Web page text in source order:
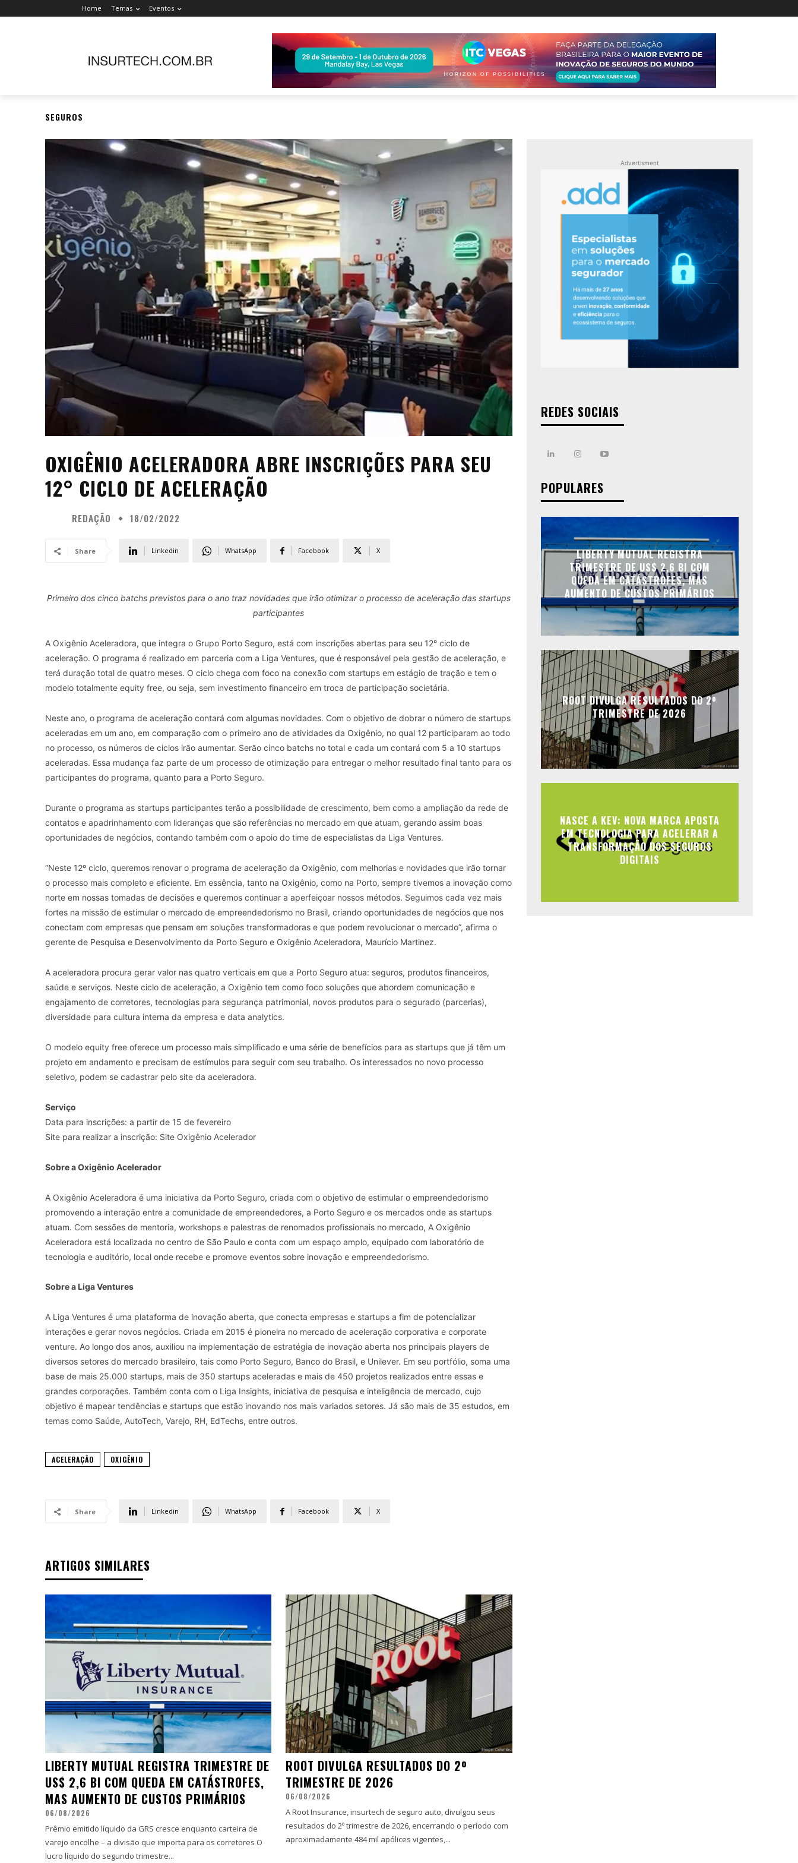
Home Temas Eventos
SEGUROS
OXIGÊNIO ACELERADORA ABRE INSCRIÇÕES PARA SEU
12° CICLO DE ACELERAÇÃO
REDAÇÃO 18/02/2022
Share Linkedin WhatsApp Facebook X
Primeiro dos cinco batchs previstos para o ano traz novidades que irão otimizar o processo de aceleração das startups
participantes
A Oxigênio Aceleradora, que integra o Grupo Porto Seguro, está com inscrições abertas para seu 12° ciclo de
aceleração. O programa é realizado em parceria com a Liga Ventures, que é responsável pela gestão de aceleração, e
terá duração total de quatro meses. O ciclo chega com foco na conexão com startups em estágio de tração e tem o
modelo totalmente equity free, ou seja, sem investimento financeiro em troca de participação societária.
Neste ano, o programa de aceleração contará com algumas novidades. Com o objetivo de dobrar o número de startups
aceleradas em um ano, em comparação com o primeiro ano de atividades da Oxigênio, no qual 12 participaram ao todo
no processo, os números de ciclos irão aumentar. Serão cinco batchs no total e cada um contará com 5 a 10 startups
aceleradas. Essa mudança faz parte de um processo de otimização para entregar o melhor resultado final tanto para os
participantes do programa, quanto para a Porto Seguro.
Durante o programa as startups participantes terão a possibilidade de crescimento, bem como a ampliação da rede de
contatos e apadrinhamento com lideranças que são referências no mercado em que atuam, gerando assim boas
oportunidades de negócios, contando também com o apoio do time de especialistas da Liga Ventures.
“Neste 12º ciclo, queremos renovar o programa de aceleração da Oxigênio, com melhorias e novidades que irão tornar
o processo mais completo e eficiente. Em essência, tanto na Oxigênio, como na Porto, sempre tivemos a inovação como
norte em nossas tomadas de decisões e queremos continuar a aperfeiçoar nossos métodos. Seguimos cada vez mais
fortes na missão de estimular o mercado de empreendedorismo no Brasil, criando oportunidades de negócios que nos
conectam com empresas que pensam em soluções transformadoras e que podem revolucionar o mercado”, afirma o
gerente de Pesquisa e Desenvolvimento da Porto Seguro e Oxigênio Aceleradora, Maurício Martinez.
A aceleradora procura gerar valor nas quatro verticais em que a Porto Seguro atua: seguros, produtos financeiros,
saúde e serviços. Neste ciclo de aceleração, a Oxigênio tem como foco soluções que abordem comunicação e
engajamento de corretores, tecnologias para segurança patrimonial, novos produtos para o segurado (parcerias),
diversidade para cultura interna da empresa e data analytics.
O modelo equity free oferece um processo mais simplificado e uma série de benefícios para as startups que já têm um
projeto em andamento e precisam de estímulos para seguir com seu trabalho. Os interessados no novo processo
seletivo, podem se cadastrar pelo site da aceleradora.
Serviço
Data para inscrições: a partir de 15 de fevereiro
Site para realizar a inscrição: Site Oxigênio Acelerador
Sobre a Oxigênio Acelerador
A Oxigênio Aceleradora é uma iniciativa da Porto Seguro, criada com o objetivo de estimular o empreendedorismo
promovendo a interação entre a comunidade de empreendedores, a Porto Seguro e os mercados onde as startups
atuam. Com sessões de mentoria, workshops e palestras de renomados profissionais no mercado, A Oxigênio
Aceleradora está localizada no centro de São Paulo e conta com um espaço amplo, equipado com laboratório de
tecnologia e auditório, local onde recebe e promove eventos sobre inovação e empreendedorismo.
Sobre a Liga Ventures
A Liga Ventures é uma plataforma de inovação aberta, que conecta empresas e startups a fim de potencializar
interações e gerar novos negócios. Criada em 2015 é pioneira no mercado de aceleração corporativa e corporate
venture. Ao longo dos anos, auxiliou na implementação de estratégia de inovação aberta nos principais players de
diversos setores do mercado brasileiro, tais como Porto Seguro, Banco do Brasil, e Unilever. Em seu portfólio, soma uma
base de mais 25.000 startups, mais de 350 startups aceleradas e mais de 450 projetos realizados entre essas e
grandes corporações. Também conta com o Liga Insights, iniciativa de pesquisa e inteligência de mercado, cujo
objetivo é mapear tendências e startups que estão inovando nos mais variados setores. Já são mais de 35 estudos, em
temas como Saúde, AutoTech, Varejo, RH, EdTechs, entre outros.
ACELERAÇÃO OXIGÊNIO
Share Linkedin WhatsApp Facebook X
ARTIGOS SIMILARES
LIBERTY MUTUAL REGISTRA TRIMESTRE DE
US$ 2,6 BI COM QUEDA EM CATÁSTROFES,
MAS AUMENTO DE CUSTOS PRIMÁRIOS
06/08/2026
Prêmio emitido líquido da GRS cresce enquanto carteira de
varejo encolhe – a divisão que importa para os corretores O
lucro líquido do segundo trimestre...
ROOT DIVULGA RESULTADOS DO 2º
TRIMESTRE DE 2026
06/08/2026
A Root Insurance, insurtech de seguro auto, divulgou seus
resultados do 2º trimestre de 2026, encerrando o período com
aproximadamente 484 mil apólices vigentes,...
Advertisment
REDES SOCIAIS
POPULARES
LIBERTY MUTUAL REGISTRA
TRIMESTRE DE US$ 2,6 BI COM
QUEDA EM CATÁSTROFES, MAS
AUMENTO DE CUSTOS PRIMÁRIOS
ROOT DIVULGA RESULTADOS DO 2º
TRIMESTRE DE 2026
NASCE A KEV: NOVA MARCA APOSTA
EM TECNOLOGIA PARA ACELERAR A
TRANSFORMAÇÃO DOS SEGUROS
DIGITAIS